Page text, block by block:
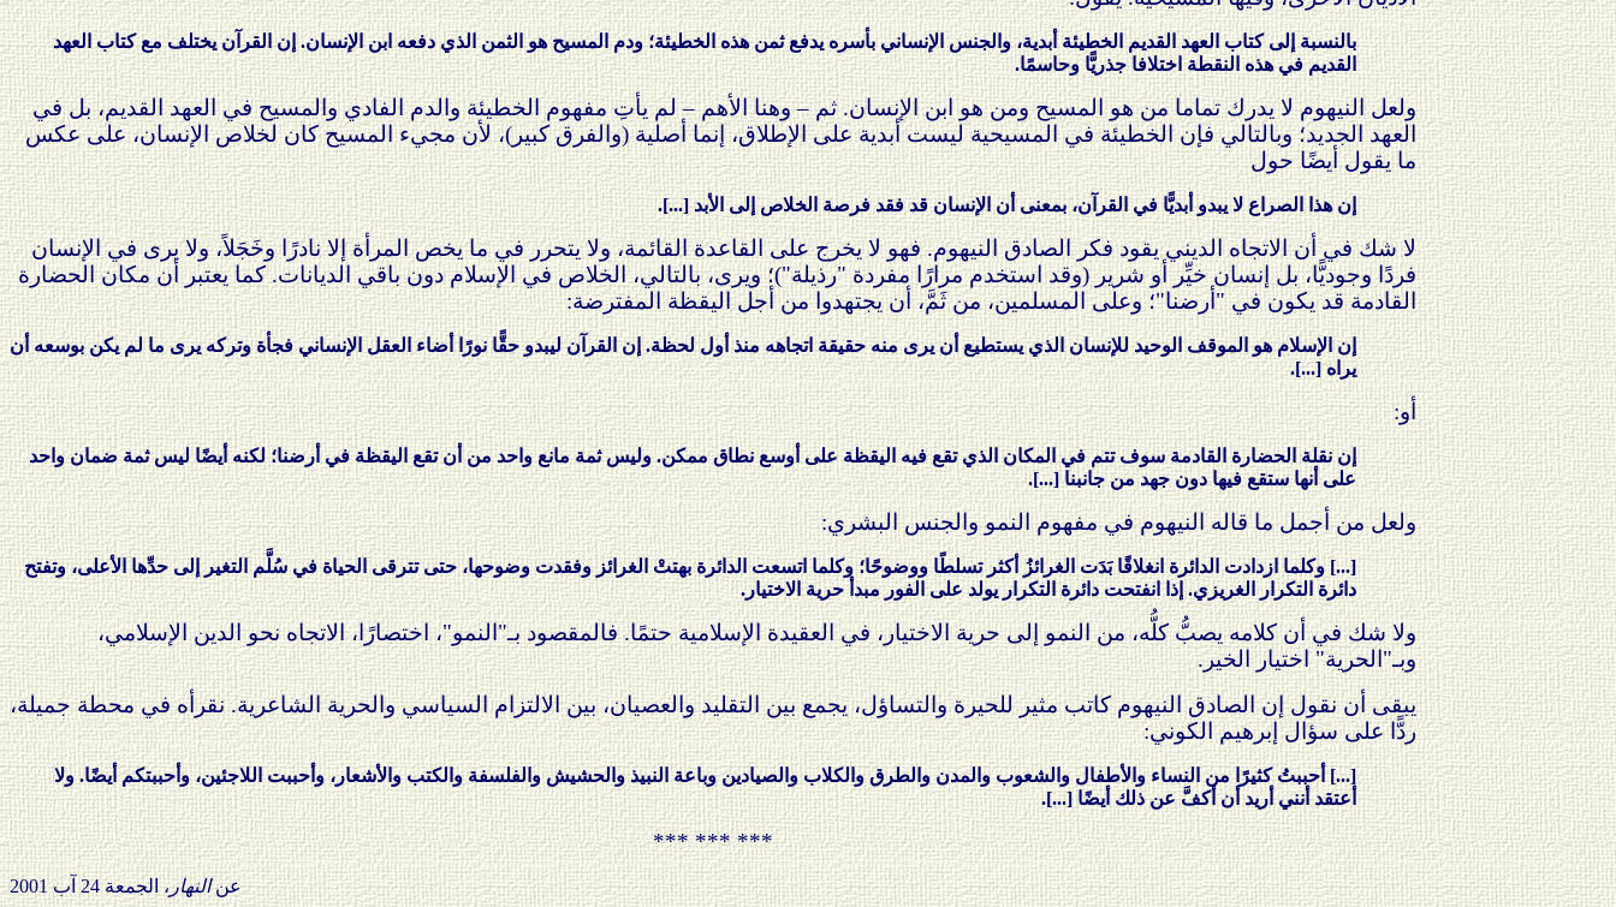
بالنسبة إلى كتاب العهد القديم الخطيئة أبدية، والجنس الإنساني بأسره يدفع ثمن هذه الخطيئة؛ ودم المسيح هو الثمن الذي دفعه ابن الإنسان. إن القرآن يختلف مع كتاب العهد
القديم في هذه النقطة اختلافا جذريًّا وحاسمًا.
ولعل النيهوم لا يدرك تماما من هو المسيح ومن هو ابن الإنسان. ثم – وهنا الأهم – لم يأتِ مفهوم الخطيئة والدم الفادي والمسيح في العهد القديم، بل في
العهد الجديد؛ وبالتالي فإن الخطيئة في المسيحية ليست أبدية على الإطلاق، إنما أصلية (والفرق كبير)، لأن مجيء المسيح كان لخلاص الإنسان، على عكس
ما يقول أيضًا حول
إن هذا الصراع لا يبدو أبديًّا في القرآن، بمعنى أن الإنسان قد فقد فرصة الخلاص إلى الأبد [...].
لا شك في أن الاتجاه الديني يقود فكر الصادق النيهوم. فهو لا يخرج على القاعدة القائمة، ولا يتحرر في ما يخص المرأة إلا نادرًا وخَجَلاً، ولا يرى في الإنسان
فردًا وجوديًّا، بل إنسان خيِّر أو شرير (وقد استخدم مرارًا مفردة "رذيلة")؛ ويرى، بالتالي، الخلاص في الإسلام دون باقي الديانات. كما يعتبر أن مكان الحضارة
القادمة قد يكون في "أرضنا"؛ وعلى المسلمين، من ثَمَّ، أن يجتهدوا من أجل اليقظة المفترضة:
إن الإسلام هو الموقف الوحيد للإنسان الذي يستطيع أن يرى منه حقيقة اتجاهه منذ أول لحظة. إن القرآن ليبدو حقًّا نورًا أضاء العقل الإنساني فجأة وتركه يرى ما لم يكن بوسعه أن
يراه [...].
أو:
إن نقلة الحضارة القادمة سوف تتم في المكان الذي تقع فيه اليقظة على أوسع نطاق ممكن. وليس ثمة مانع واحد من أن تقع اليقظة في أرضنا؛ لكنه أيضًا ليس ثمة ضمان واحد
على أنها ستقع فيها دون جهد من جانبنا [...].
ولعل من أجمل ما قاله النيهوم في مفهوم النمو والجنس البشري:
[...] وكلما ازدادت الدائرة انغلاقًا بَدَت الغرائزُ أكثر تسلطًا ووضوحًا؛ وكلما اتسعت الدائرة بهتتْ الغرائز وفقدت وضوحها، حتى تترقى الحياة في سُلَّم التغير إلى حدِّها الأعلى، وتفتح
دائرة التكرار الغريزي. إذا انفتحت دائرة التكرار يولد على الفور مبدأ حرية الاختيار.
ولا شك في أن كلامه يصبُّ كلُّه، من النمو إلى حرية الاختيار، في العقيدة الإسلامية حتمًا. فالمقصود بـ"النمو"، اختصارًا، الاتجاه نحو الدين الإسلامي،
وبـ"الحرية" اختيار الخير.
يبقى أن نقول إن الصادق النيهوم كاتب مثير للحيرة والتساؤل، يجمع بين التقليد والعصيان، بين الالتزام السياسي والحرية الشاعرية. نقرأه في محطة جميلة،
ردًّا على سؤال إبرهيم الكوني:
[...] أحببتُ كثيرًا من النساء والأطفال والشعوب والمدن والطرق والكلاب والصيادين وباعة النبيذ والحشيش والفلسفة والكتب والأشعار، وأحببت اللاجئين، وأحببتكم أيضًا. ولا
أعتقد أنني أريد أن أكفَّ عن ذلك أيضًا [...].
*** *** ***
عنالنهار، الجمعة 24 آب 2001